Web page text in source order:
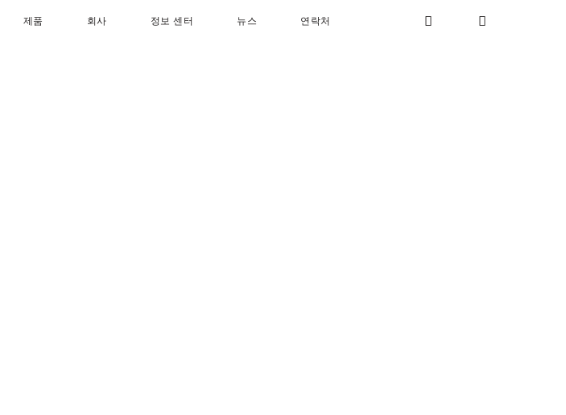
제품 회사 정보 센터 뉴스 연락처